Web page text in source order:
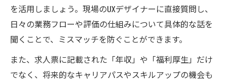
を活用しましょう。現場のUXデザイナーに直接質問し、
日々の業務フローや評価の仕組みについて具体的な話を
聞くことで、ミスマッチを防ぐことができます。
また、求人票に記載された「年収」や「福利厚生」だけ
でなく、将来的なキャリアパスやスキルアップの機会も